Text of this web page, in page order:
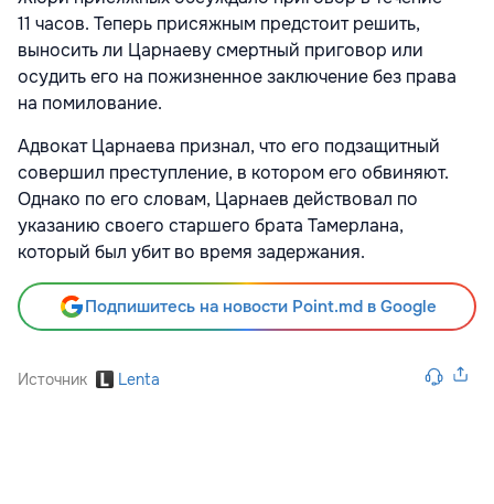
11 часов. Теперь присяжным предстоит решить,
выносить ли Царнаеву смертный приговор или
осудить его на пожизненное заключение без права
на помилование.
Адвокат Царнаева признал, что его подзащитный
совершил преступление, в котором его обвиняют.
Однако по его словам, Царнаев действовал по
указанию своего старшего брата Тамерлана,
который был убит во время задержания.
Подпишитесь на новости Point.md в Google
Источник Lenta